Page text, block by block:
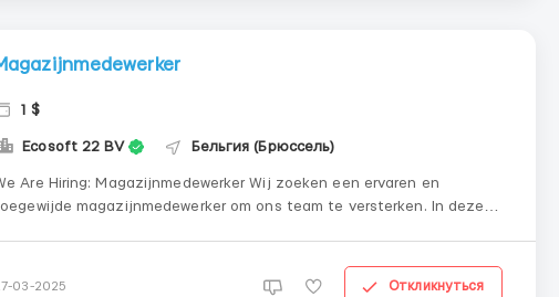
1 $
Ecosoft 22 BV Бельгия (Брюссель)
Are Hiring: Magazijnmedewerker Wij zoeken een ervaren en
magazijnmedewerker om ons team te versterken. In deze
03-2025 Откликнуться